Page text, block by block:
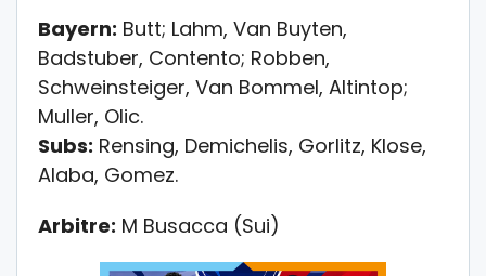
Bayern: Butt; Lahm, Van Buyten,
Badstuber, Contento; Robben,
Schweinsteiger, Van Bommel, Altintop;
Muller, Olic.
Subs: Rensing, Demichelis, Gorlitz, Klose,
Alaba, Gomez.
Arbitre: M Busacca (Sui)